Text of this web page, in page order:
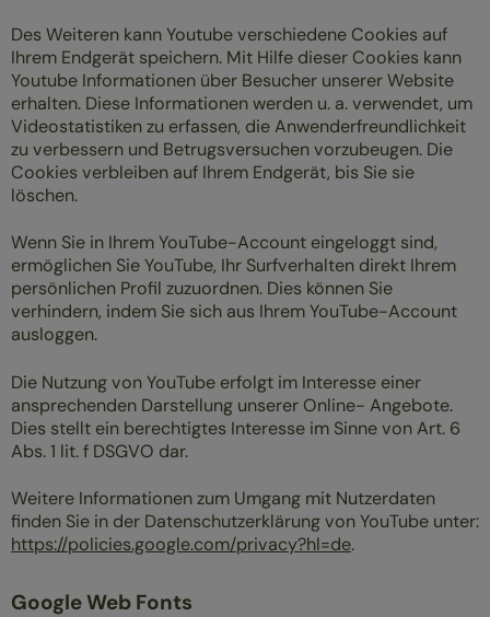
Des Weiteren kann Youtube verschiedene Cookies auf
Ihrem Endgerät speichern. Mit Hilfe dieser Cookies kann
Youtube Informationen über Besucher unserer Website
erhalten. Diese Informationen werden u. a. verwendet, um
Videostatistiken zu erfassen, die Anwenderfreundlichkeit
zu verbessern und Betrugsversuchen vorzubeugen. Die
Cookies verbleiben auf Ihrem Endgerät, bis Sie sie
löschen.
Wenn Sie in Ihrem YouTube-Account eingeloggt sind,
ermöglichen Sie YouTube, Ihr Surfverhalten direkt Ihrem
persönlichen Profil zuzuordnen. Dies können Sie
verhindern, indem Sie sich aus Ihrem YouTube-Account
ausloggen.
Die Nutzung von YouTube erfolgt im Interesse einer
ansprechenden Darstellung unserer Online- Angebote.
Dies stellt ein berechtigtes Interesse im Sinne von Art. 6
Abs. 1 lit. f DSGVO dar.
Weitere Informationen zum Umgang mit Nutzerdaten
finden Sie in der Datenschutzerklärung von YouTube unter:
https://policies.google.com/privacy?hl=de.
Google Web Fonts